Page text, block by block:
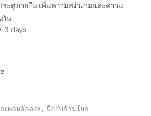
ระตูภายใน เพิ่มความสง่างามและความ
กัน
3 days
เพลทอัลลอย, มือจับก้านโยก